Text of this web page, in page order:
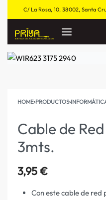
C/ La Rosa, 10, 38002, Santa
HOME›PRODUCTOS›
Cable de
3mts.
3,95€
Con este cable de